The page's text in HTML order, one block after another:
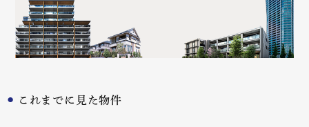
これまでに見た物件